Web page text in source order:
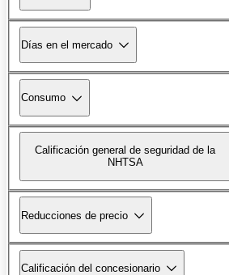
Días en el mercado
Consumo
Calificación general de seguridad de la
NHTSA
Reducciones de precio
Calificación del concesionario